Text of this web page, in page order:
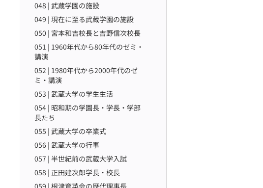
048 | 武蔵学園の施設
049 | 現在に至る武蔵学園の施設
050 | 宮本和吉校長と吉野信次校長
051 | 1960年代から80年代のゼミ・
講演
052 | 1980年代から2000年代のゼ
ミ・講演
053 | 武蔵大学の学生生活
054 | 昭和期の学園長・学長・学部
長たち
055 | 武蔵大学の卒業式
056 | 武蔵大学の行事
057 | 半世紀前の武蔵大学入試
058 | 正田建次郎学長・校長
059 | 根津育英会の歴代理事長